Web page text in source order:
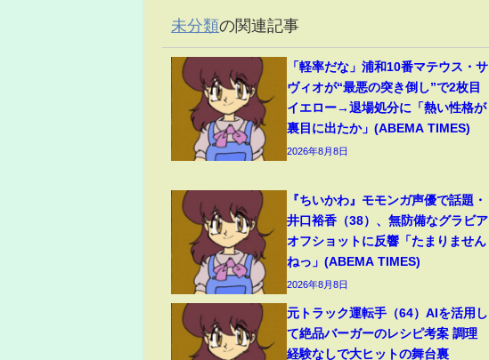
未分類の関連記事
「軽率だな」浦和10番マテウス・サ
ヴィオが“最悪の突き倒し”で2枚目
イエロー→退場処分に「熱い性格が
裏目に出たか」(ABEMA TIMES)
2026年8月8日
『ちいかわ』モモンガ声優で話題・
井口裕香（38）、無防備なグラビア
オフショットに反響「たまりません
ねっ」(ABEMA TIMES)
2026年8月8日
元トラック運転手（64）AIを活用し
て絶品バーガーのレシピ考案 調理
経験なしで大ヒットの舞台裏